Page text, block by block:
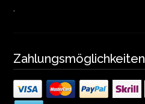
.
Zahlungsmöglichkeiten